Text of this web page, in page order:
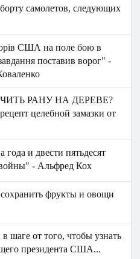
самолетов, следующих
США на поле бою в
поставив ворог" -
РАНУ НА ДЕРЕВЕ?
целебной замазки от
и двести пятьдесят
- Альфред Кох
фрукты и овощи
от того, чтобы узнать
президента США...